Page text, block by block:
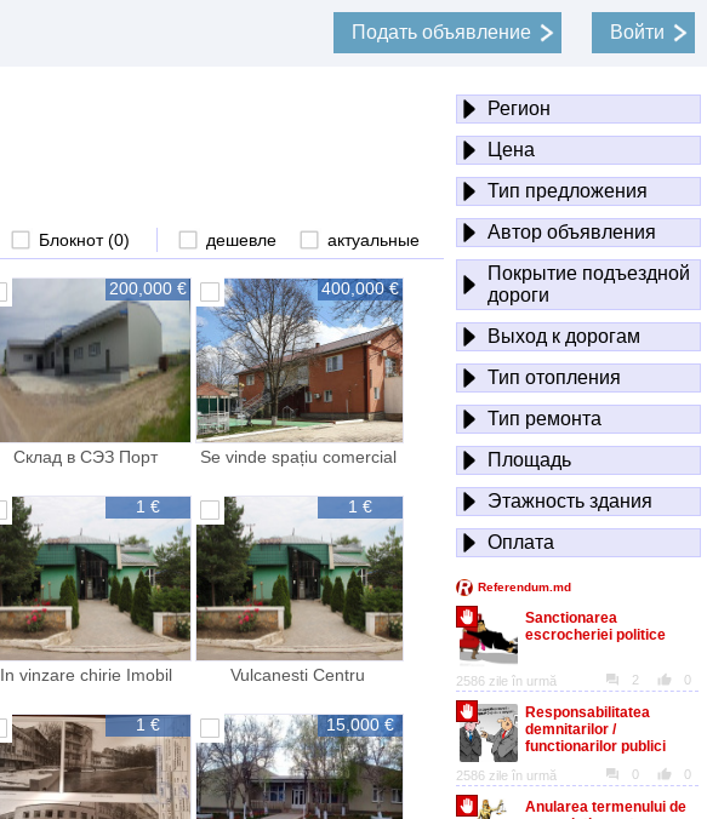
Подать объявление Войти
Регион
Цена
Тип предложения
Автор объявления
Покрытие подъездной
дороги
Выход к дорогам
Тип отопления
Тип ремонта
Площадь
Этажность здания
Оплата
дешевле актуальные
Блокнот (0)
200,000 €
Склад в СЭЗ Порт
400,000 €
Se vinde spațiu comercial
1 €
In vinzare chirie Imobil
1 €
Vulcanesti Centru
1 € 15,000 €